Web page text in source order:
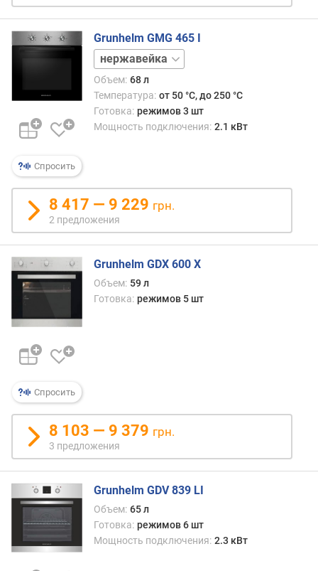
г
и
т
д
о
о
г
и
х
к
д
е
в
м
п
т
з
ы
в
а
м
п
о
д
а
Спросить
Grunhelm GMG 465 I
черный
Объем: 68 л
Температура: от 50 °C, до 250 °C
Готовка: режимов 3 шт
Мощность подключения: 2.1 кВт
8 417 — 9 229 грн.
2 предложения
Спросить
Grunhelm GDX 600 X
Объем: 59 л
Готовка: режимов 5 шт
8 103 — 9 379 грн.
3 предложения
Grunhelm GDV 839 LI
Объем: 65 л
Готовка: режимов 6 шт
Мощность подключения: 2.3 кВт